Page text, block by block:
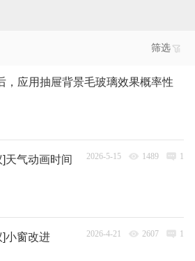
筛选
，应用抽屉背景毛玻璃效果概率性
2026-5-15 1489 1
]天气动画时间
2026-4-21 2607 1
]小窗改进